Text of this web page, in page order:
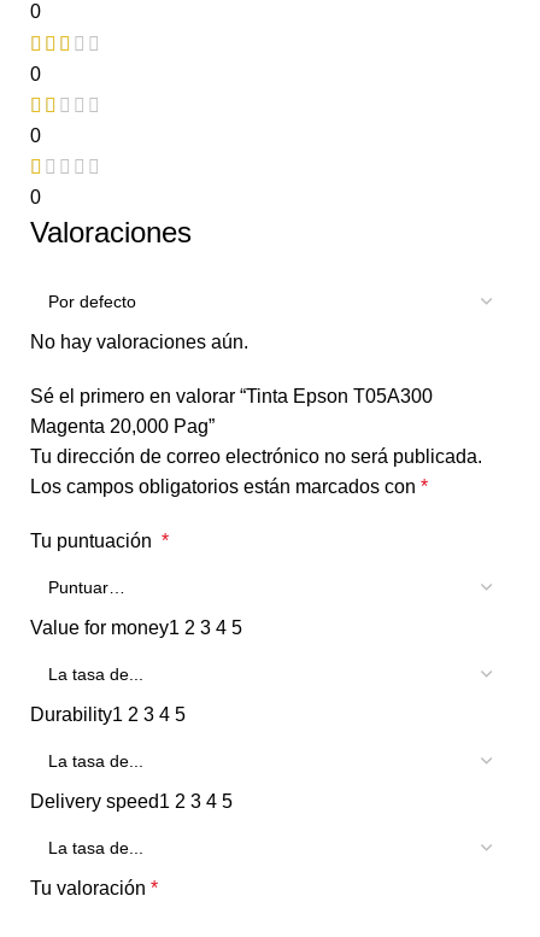
0
0
0
0
Valoraciones
No hay valoraciones aún.
Sé el primero en valorar “Tinta Epson T05A300
Magenta 20,000 Pag”
Tu dirección de correo electrónico no será publicada.
Los campos obligatorios están marcados con *
Tu puntuación *
Value for money1 2 3 4 5
Durability1 2 3 4 5
Delivery speed1 2 3 4 5
Tu valoración *